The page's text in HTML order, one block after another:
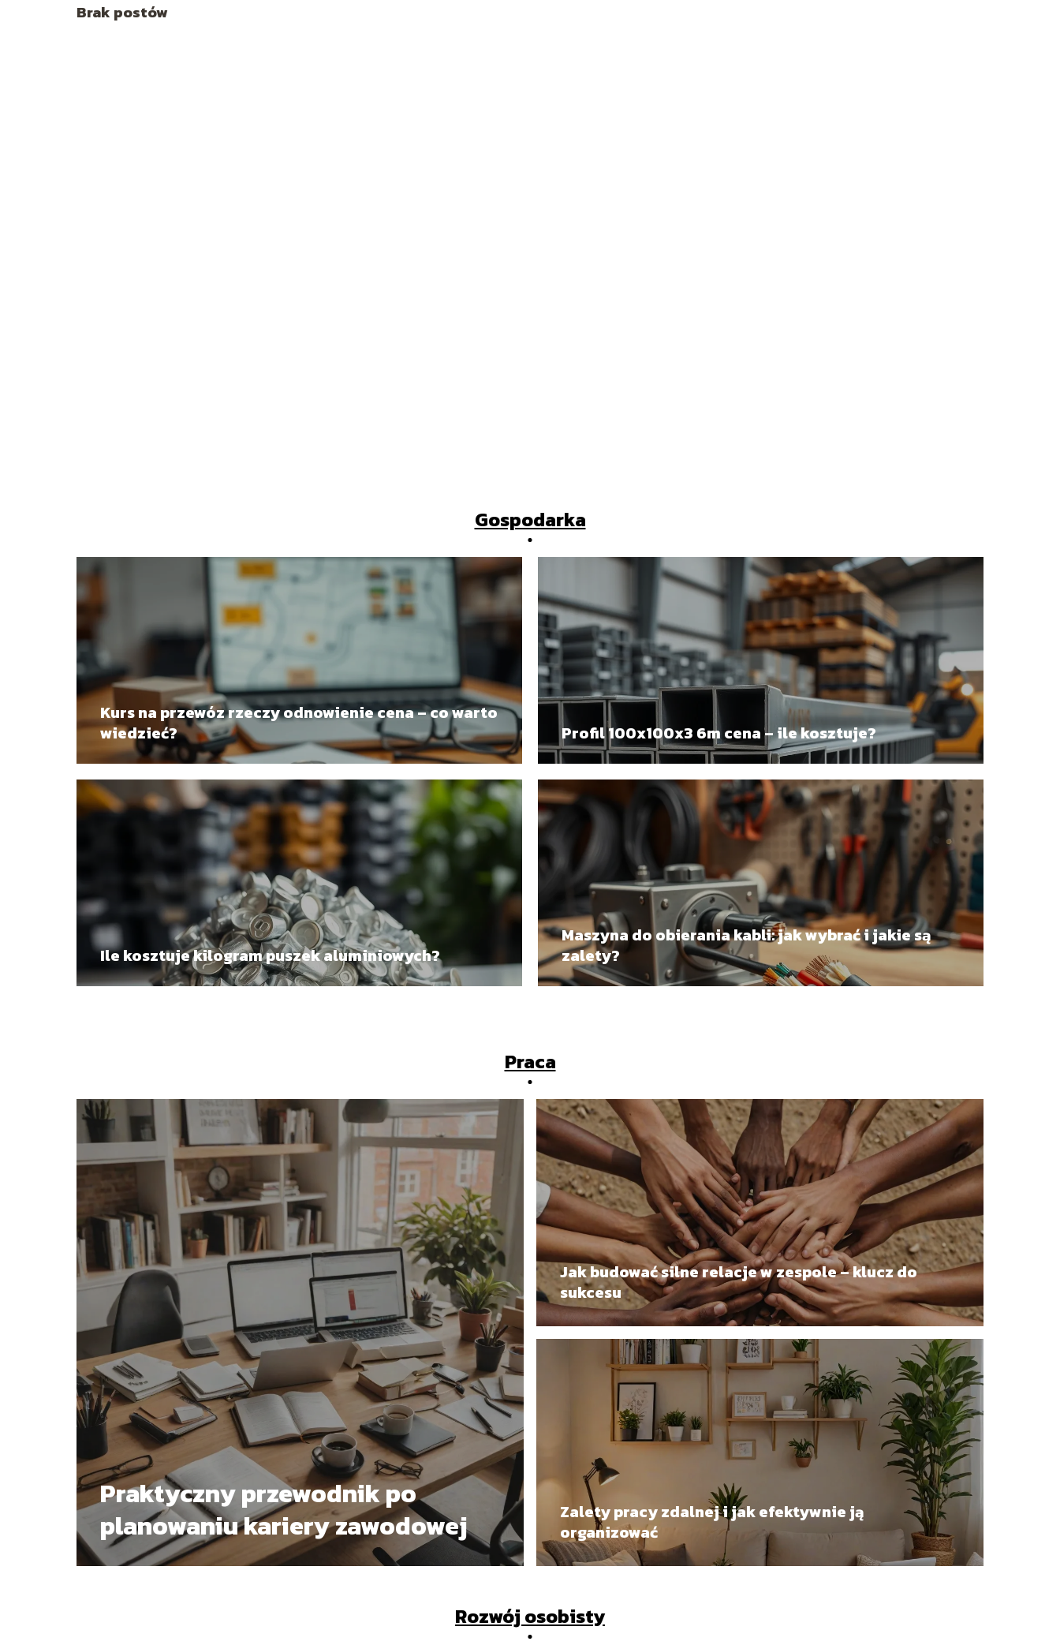
Brak postów
Gospodarka
Kurs na przewóz rzeczy odnowienie cena – co warto
wiedzieć?
Profil 100x100x3 6m cena – ile kosztuje?
Ile kosztuje kilogram puszek aluminiowych?
Maszyna do obierania kabli: jak wybrać i jakie są
zalety?
Praca
Praktyczny przewodnik po
planowaniu kariery zawodowej
Jak budować silne relacje w zespole – klucz do
sukcesu
Zalety pracy zdalnej i jak efektywnie ją
organizować
Rozwój osobisty